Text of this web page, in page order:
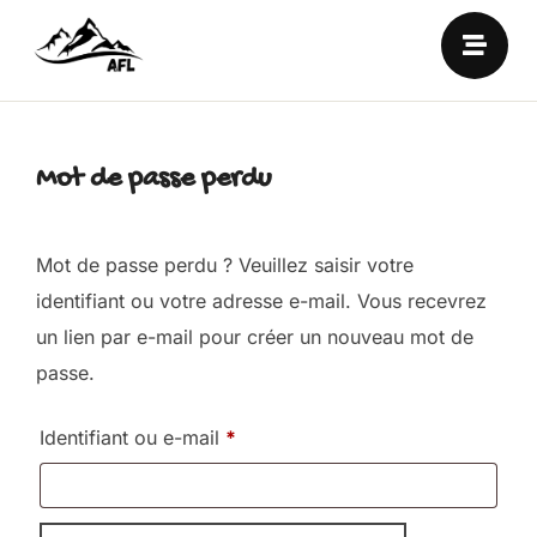
Mot de passe perdu
Mot de passe perdu ? Veuillez saisir votre
identifiant ou votre adresse e-mail. Vous recevrez
un lien par e-mail pour créer un nouveau mot de
passe.
Identifiant ou e-mail *